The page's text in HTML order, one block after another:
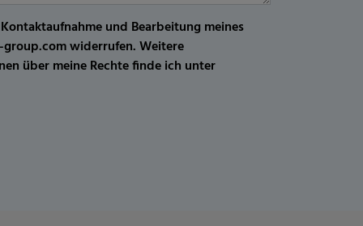
und Bearbeitung meines
widerrufen. Weitere
über meine Rechte finde ich unter